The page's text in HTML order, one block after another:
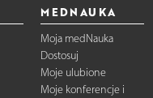
MEDNAUKA
Moja medNauka
Dostosuj
Moje ulubione
Moje konferencje i